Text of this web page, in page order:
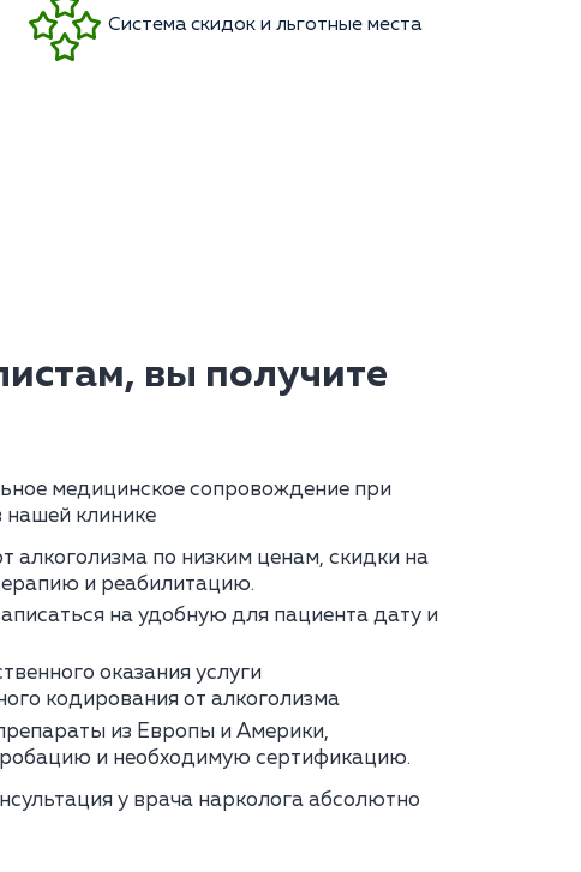
Система скидок и льготные места
вы получите
медицинское сопровождение при
нашей клинике
алкоголизма по низким ценам, скидки на
и реабилитацию.
на удобную для пациента дату и
оказания услуги
кодирования от алкоголизма
из Европы и Америки,
и необходимую сертификацию.
у врача нарколога абсолютно